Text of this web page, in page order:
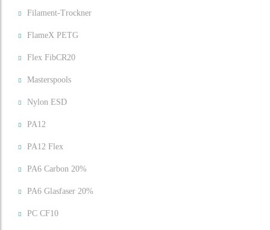
Filament-Trockner
FlameX PETG
Flex FibCR20
Masterspools
Nylon ESD
PA12
PA12 Flex
PA6 Carbon 20%
PA6 Glasfaser 20%
PC CF10